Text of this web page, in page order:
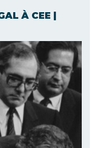
À CEE |